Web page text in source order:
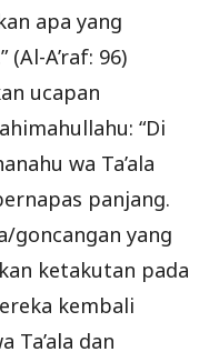
apa yang
A’raf: 96)
ucapan
“Di
wa Ta’ala
panjang.
goncangan yang
ketakutan pada
kembali
Ta’ala dan